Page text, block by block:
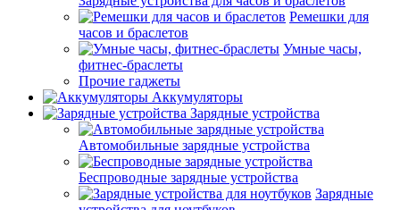
Ремешки для
часов и браслетов
Умные часы,
фитнес-браслеты
Прочие гаджеты
Аккумуляторы
Зарядные устройства
Автомобильные зарядные устройства
Беспроводные зарядные устройства
Зарядные